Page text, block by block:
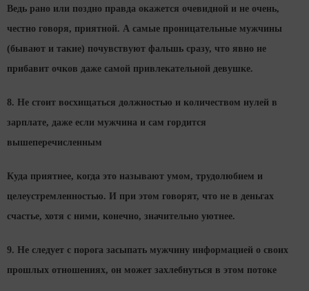
Ведь рано или поздно правда окажется очевидной и не очень,
честно говоря, приятной. А самые проницательные мужчины
(бывают и такие) почувствуют фальшь сразу, что явно не
прибавит очков даже самой привлекательной девушке.
8. Не стоит восхищаться должностью и количеством нулей в
зарплате, даже если мужчина и сам гордится
вышеперечисленным
Куда приятнее, когда это называют умом, трудолюбием и
целеустремленностью. И при этом говорят, что не в деньгах
счастье, хотя с ними, конечно, значительно уютнее.
9. Не следует с порога засыпать мужчину информацией о своих
прошлых отношениях, он может захлебнуться в этом потоке